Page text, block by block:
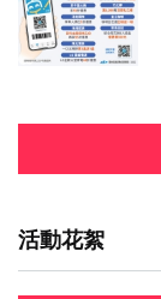
活動花絮